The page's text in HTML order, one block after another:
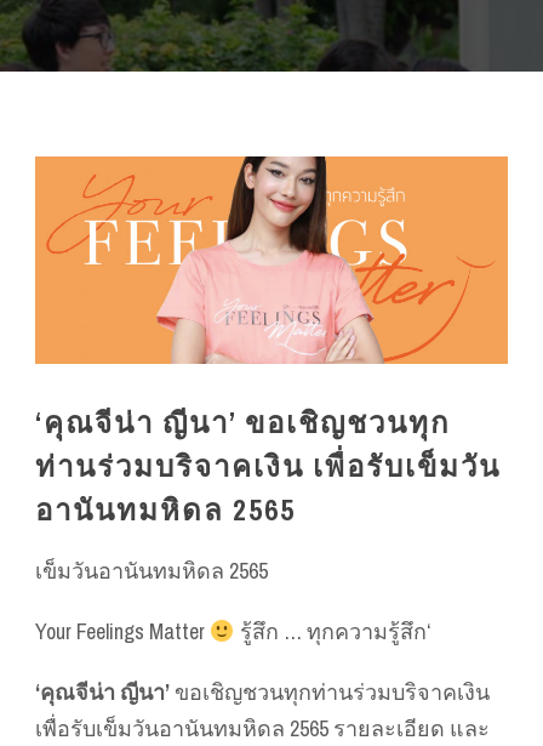
‘คุณจีน่า ญีนา’ ขอเชิญชวนทุก
ท่านร่วมบริจาคเงิน เพื่อรับเข็มวัน
อานันทมหิดล 2565
เข็มวันอานันทมหิดล 2565
Your Feelings Matter
รู้สึก … ทุกความรู้สึก‘
‘คุณจีน่า ญีนา’ ขอเชิญชวนทุกท่านร่วมบริจาคเงิน
เพื่อรับเข็มวันอานันทมหิดล 2565 รายละเอียด และ